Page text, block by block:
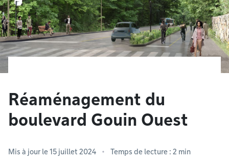
Réaménagement du
boulevard Gouin Ouest
Mis à jour le 15 juillet 2024 Temps de lecture : 2 min